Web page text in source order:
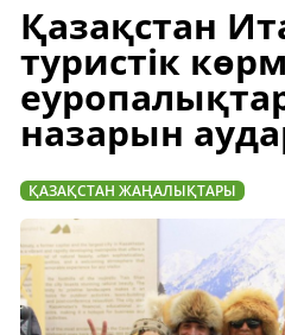
Қазақстан
туристік
назарын
ҚАЗАҚСТАН ЖАҢАЛЫҚТАРЫ